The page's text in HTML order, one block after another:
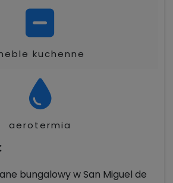
kuchenne
aerotermia
bungalowy w San Miguel de